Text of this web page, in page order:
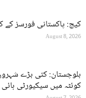
کیچ: پاکستانی فورسز کے
August 8, 2026
بلوچستان: کئی بڑے
کوئٹہ میں سیکیورٹی